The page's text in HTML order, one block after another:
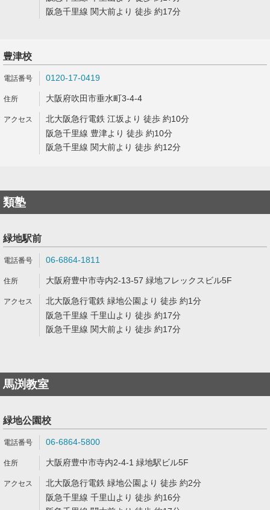
阪急千里線 関大前より 徒歩 約17分
豊津校
0120-17-0419
大阪府吹田市垂水町3-4-4
北大阪急行電鉄 江坂より 徒歩 約10分
阪急千里線 豊津より 徒歩 約10分
阪急千里線 関大前より 徒歩 約12分
類塾
緑地駅前
06-6864-1811
大阪府豊中市寺内2-13-57 緑地フレックスビル5F
北大阪急行電鉄 緑地公園より 徒歩 約1分
阪急千里線 千里山より 徒歩 約17分
阪急千里線 関大前より 徒歩 約17分
馬渕教室
緑地公園校
06-6864-5800
大阪府豊中市寺内2-4-1 緑地駅ビル5F
北大阪急行電鉄 緑地公園より 徒歩 約2分
阪急千里線 千里山より 徒歩 約16分